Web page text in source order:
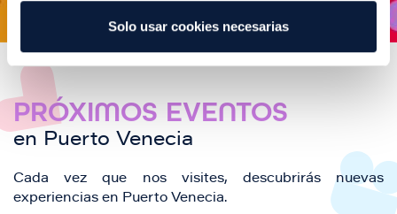
Solo usar cookies necesarias
PRÓXIMOS EVENTOS
en Puerto Venecia
Cada vez que nos visites, descubrirás nuevas
experiencias en Puerto Venecia.